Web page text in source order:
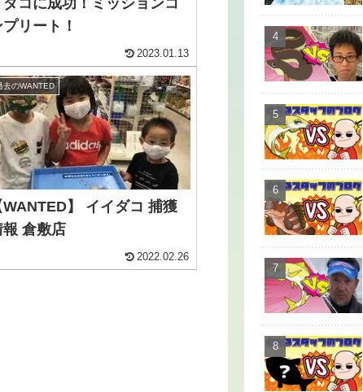
プリート！
2023.01.13
去のWANTED
WANTED】 イイダコ 捕獲
報 倉敷店
2022.02.26